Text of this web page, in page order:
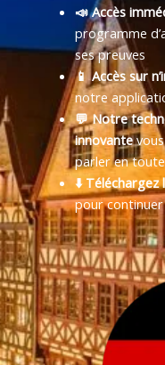
📣 Accès
programme
ses preuves
📱 Accès sur
notre
💬 Notre
innovante
parler en
⬇️ Téléchargez
pour